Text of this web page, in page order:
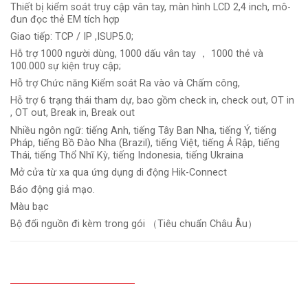
là:
2.600.000 ₫.
tại
2.410.000 ₫.
Thiết bị kiểm soát truy cập vân tay, màn hình LCD 2,4 inch, mô-
đun đọc thẻ EM tích hợp
Giao tiếp: TCP / IP ,ISUP5.0;
Hỗ trợ 1000 người dùng, 1000 dấu vân tay ， 1000 thẻ và
100.000 sự kiện truy cập;
Hỗ trợ Chức năng Kiểm soát Ra vào và Chấm công,
Hỗ trợ 6 trạng thái tham dự, bao gồm check in, check out, OT in
, OT out, Break in, Break out
Nhiều ngôn ngữ: tiếng Anh, tiếng Tây Ban Nha, tiếng Ý, tiếng
Pháp, tiếng Bồ Đào Nha (Brazil), tiếng Việt, tiếng Ả Rập, tiếng
Thái, tiếng Thổ Nhĩ Kỳ, tiếng Indonesia, tiếng Ukraina
Mở cửa từ xa qua ứng dụng di động Hik-Connect
Báo động giả mạo.
Màu bạc
Bộ đổi nguồn đi kèm trong gói （Tiêu chuẩn Châu Âu）